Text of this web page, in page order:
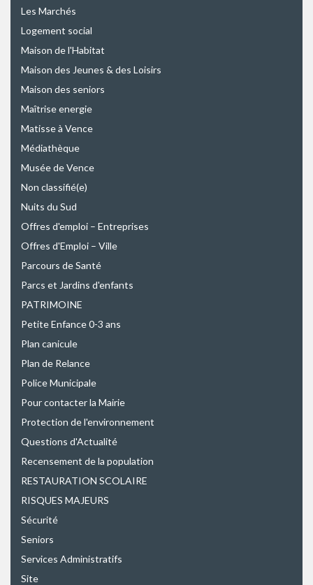
Les Marchés
Logement social
Maison de l'Habitat
Maison des Jeunes & des Loisirs
Maison des seniors
Maîtrise energie
Matisse à Vence
Médiathèque
Musée de Vence
Non classifié(e)
Nuits du Sud
Offres d'emploi – Entreprises
Offres d'Emploi – Ville
Parcours de Santé
Parcs et Jardins d'enfants
PATRIMOINE
Petite Enfance 0-3 ans
Plan canicule
Plan de Relance
Police Municipale
Pour contacter la Mairie
Protection de l'environnement
Questions d'Actualité
Recensement de la population
RESTAURATION SCOLAIRE
RISQUES MAJEURS
Sécurité
Seniors
Services Administratifs
Site